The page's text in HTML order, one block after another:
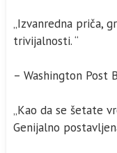
„Izvanredna priča,
trivijalnosti. “
– Washington Post
„Kao da se šetate
Genijalno